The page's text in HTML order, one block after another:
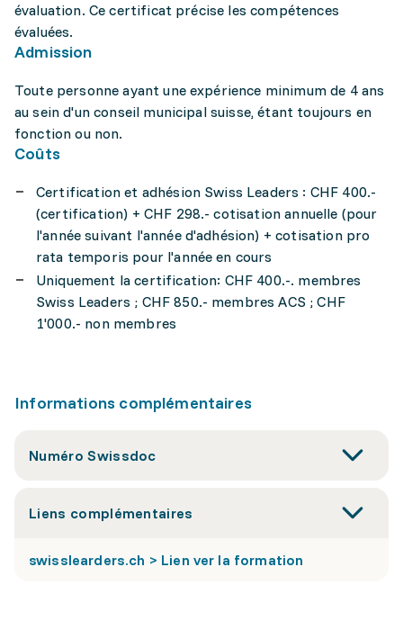
évaluation. Ce certificat précise les compétences
évaluées.
Admission
Toute personne ayant une expérience minimum de 4 ans
au sein d'un conseil municipal suisse, étant toujours en
fonction ou non.
Coûts
Certification et adhésion Swiss Leaders : CHF 400.-
(certification) + CHF 298.- cotisation annuelle (pour
l'année suivant l'année d'adhésion) + cotisation pro
rata temporis pour l'année en cours
Uniquement la certification: CHF 400.-. membres
Swiss Leaders ; CHF 850.- membres ACS ; CHF
1'000.- non membres
Informations complémentaires
Numéro Swissdoc
Liens complémentaires
swisslearders.ch > Lien ver la formation